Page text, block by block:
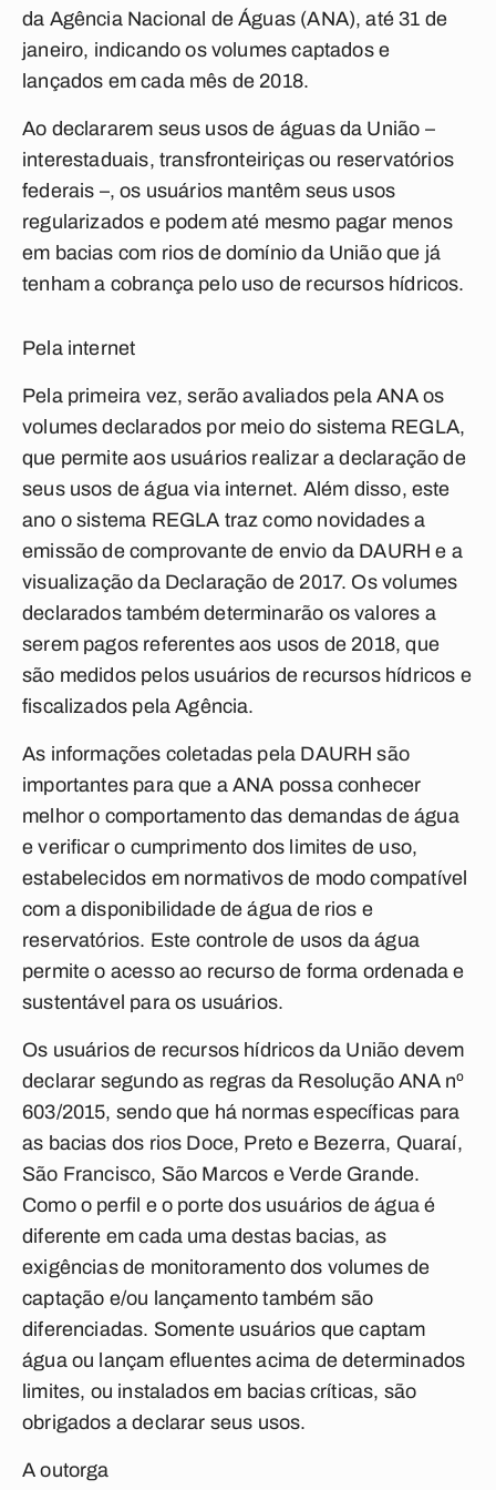
da Agência Nacional de Águas (ANA), até 31 de
janeiro, indicando os volumes captados e
lançados em cada mês de 2018.
Ao declararem seus usos de águas da União –
interestaduais, transfronteiriças ou reservatórios
federais –, os usuários mantêm seus usos
regularizados e podem até mesmo pagar menos
em bacias com rios de domínio da União que já
tenham a cobrança pelo uso de recursos hídricos.
Pela internet
Pela primeira vez, serão avaliados pela ANA os
volumes declarados por meio do sistema REGLA,
que permite aos usuários realizar a declaração de
seus usos de água via internet. Além disso, este
ano o sistema REGLA traz como novidades a
emissão de comprovante de envio da DAURH e a
visualização da Declaração de 2017. Os volumes
declarados também determinarão os valores a
serem pagos referentes aos usos de 2018, que
são medidos pelos usuários de recursos hídricos e
fiscalizados pela Agência.
As informações coletadas pela DAURH são
importantes para que a ANA possa conhecer
melhor o comportamento das demandas de água
e verificar o cumprimento dos limites de uso,
estabelecidos em normativos de modo compatível
com a disponibilidade de água de rios e
reservatórios. Este controle de usos da água
permite o acesso ao recurso de forma ordenada e
sustentável para os usuários.
Os usuários de recursos hídricos da União devem
declarar segundo as regras da Resolução ANA nº
603/2015, sendo que há normas específicas para
as bacias dos rios Doce, Preto e Bezerra, Quaraí,
São Francisco, São Marcos e Verde Grande.
Como o perfil e o porte dos usuários de água é
diferente em cada uma destas bacias, as
exigências de monitoramento dos volumes de
captação e/ou lançamento também são
diferenciadas. Somente usuários que captam
água ou lançam efluentes acima de determinados
limites, ou instalados em bacias críticas, são
obrigados a declarar seus usos.
A outorga